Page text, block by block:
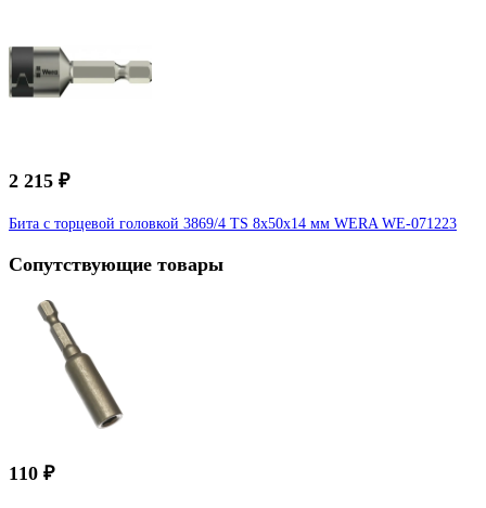
2 215 ₽
Бита с торцевой головкой 3869/4 TS 8x50x14 мм WERA WE-071223
Сопутствующие товары
110 ₽